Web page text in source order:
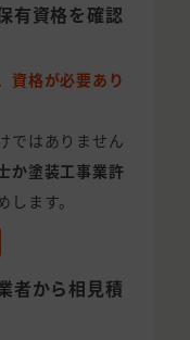
有資格を確認
資格が必要あり
ではありません
か塗装工事業許
ます。
者から相見積